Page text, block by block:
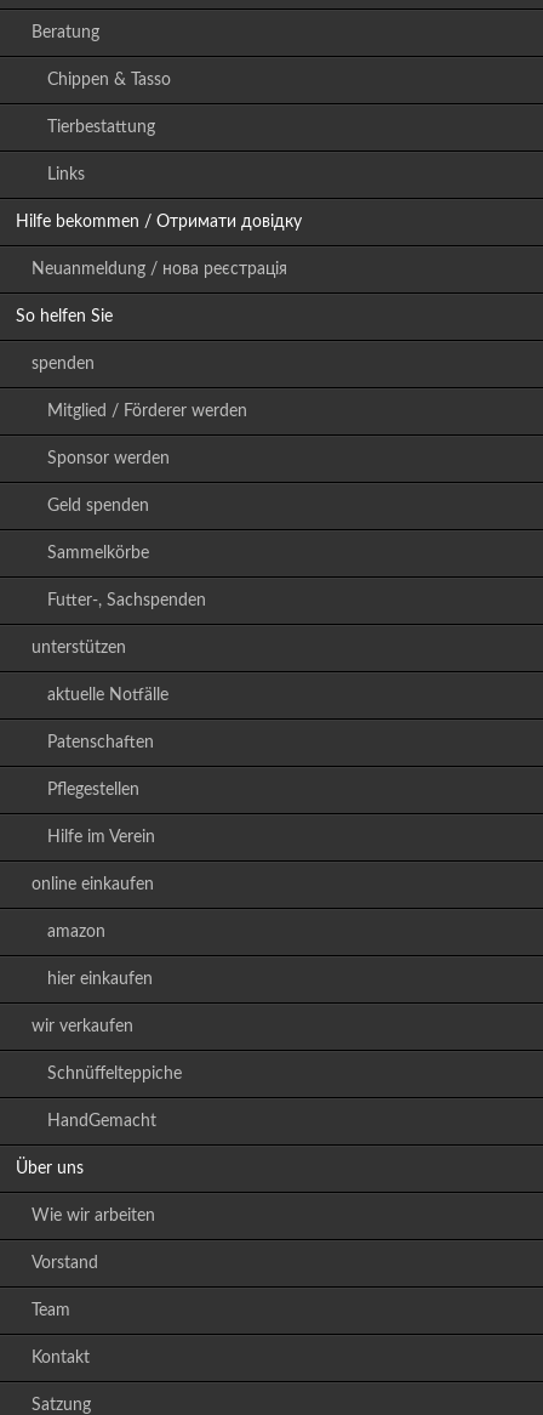
Beratung
Chippen & Tasso
Tierbestattung
Links
Hilfe bekommen / Отримати довідку
Neuanmeldung / нова реєстрація
So helfen Sie
spenden
Mitglied / Förderer werden
Sponsor werden
Geld spenden
Sammelkörbe
Futter-, Sachspenden
unterstützen
aktuelle Notfälle
Patenschaften
Pflegestellen
Hilfe im Verein
online einkaufen
amazon
hier einkaufen
wir verkaufen
Schnüffelteppiche
HandGemacht
Über uns
Wie wir arbeiten
Vorstand
Team
Kontakt
Satzung